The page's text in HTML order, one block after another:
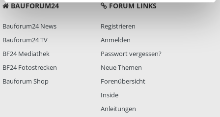
BAUFORUM24
Bauforum24 News
Bauforum24 TV
BF24 Mediathek
BF24 Fotostrecken
Bauforum Shop
FORUM LINKS
Registrieren
Anmelden
Passwort vergessen?
Neue Themen
Forenübersicht
Inside
Anleitungen